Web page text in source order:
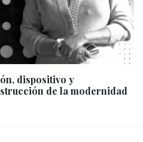
dispositivo y
de la modernidad